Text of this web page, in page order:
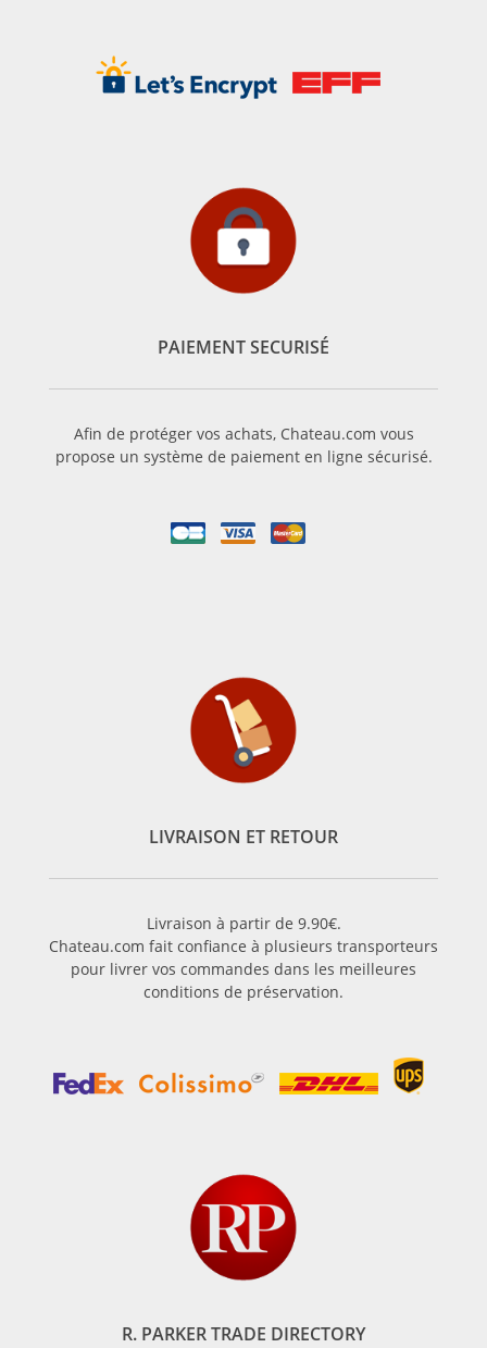
PAIEMENT SECURISÉ
Afin de protéger vos achats, Chateau.com vous
propose un système de paiement en ligne sécurisé.
LIVRAISON ET RETOUR
Livraison à partir de 9.90€.
Chateau.com fait confiance à plusieurs transporteurs
pour livrer vos commandes dans les meilleures
conditions de préservation.
R. PARKER TRADE DIRECTORY